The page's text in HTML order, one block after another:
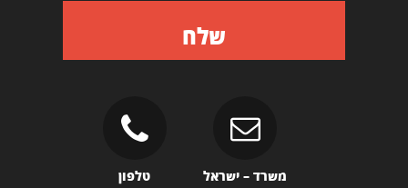
שלח
משרד – ישראל טלפון